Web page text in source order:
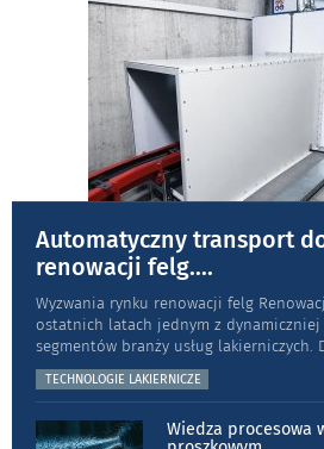
Automatyczny transport
renowacji felg....
Wyzwania rynku renowacji felg
ostatnich latach jednym z dynamiczniej
segmentów branży usług lakierniczych.
TECHNOLOGIE LAKIERNICZE
Wiedza procesowa